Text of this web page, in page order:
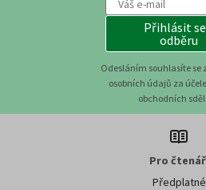
Přihlásit
odběru
Odesláním souhlasíte se
osobních údajů za
obchodních
Pro
Předplatné